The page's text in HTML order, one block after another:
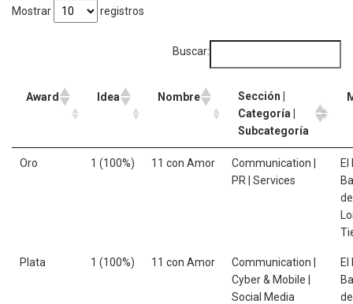
Mostrar registros
Buscar:
Award Idea Nombre
Sección |
Categoría |
Subcategoría
Oro 1 (100%) 11 con Amor
Communication |
PR | Services
El
Plata 1 (100%) 11 con Amor
Communication |
Cyber & Mobile |
Social Media
El